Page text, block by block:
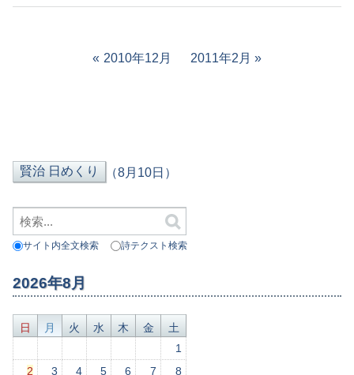
2010年12月 2011年2月
（8月10日）
サイト内全文検索 詩テクスト検索
2026年8月
日 月 火 水 木 金
土
1
2
3 4 5 6 7
8